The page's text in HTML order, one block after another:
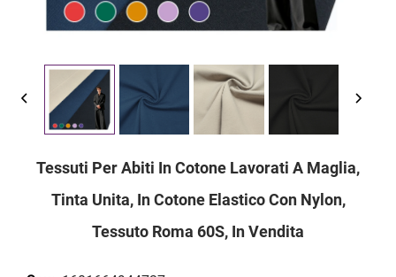
Tessuti Per Abiti In Cotone Lavorati A Maglia,
Tinta Unita, In Cotone Elastico Con Nylon,
Tessuto Roma 60S, In Vendita